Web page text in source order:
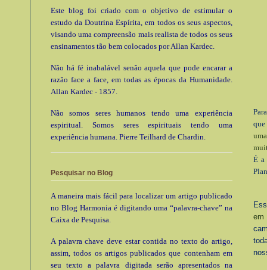
É a
em
Este blog foi criado com o objetivo de estimular o
estudo da Doutrina Espírita, em todos os seus aspectos,
visando uma compreensão mais realista de todos os seus
ensinamentos tão bem colocados por Allan Kardec.
Não há fé inabalável senão aquela que pode encarar a
razão face a face, em todas as épocas da Humanidade.
Allan Kardec - 1857.
Não somos seres humanos tendo uma experiência
espiritual. Somos seres espirituais tendo uma
experiência humana. Pierre Teilhard de Chardin.
Pesquisar no Blog
A maneira mais fácil para localizar um artigo publicado
no Blog Harmonia é digitando uma “palavra-chave” na
Caixa de Pesquisa.
A palavra chave deve estar contida no texto do artigo,
assim, todos os artigos publicados que contenham em
seu texto a palavra digitada serão apresentados na